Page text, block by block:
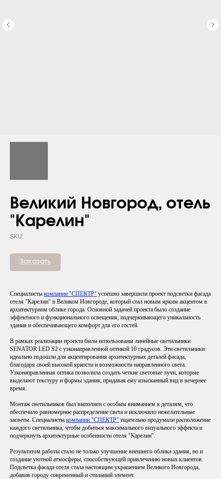
Великий Новгород, отель
"Карелин"
SKU:
Заказать
Специалисты компании "СПЕКТР" успешно завершили проект подсветки фасада
отеля "Карелин" в Великом Новгороде, который стал новым ярким акцентом в
архитектурном облике города. Основной задачей проекта было создание
эффектного и функционального освещения, подчеркивающего уникальность
здания и обеспечивающего комфорт для его гостей.
В рамках реализации проекта были использованы линейные светильники
SENATOR LED S2 с узконаправленной оптикой 10 градусов. Эти светильники
идеально подошли для акцентирования архитектурных деталей фасада,
благодаря своей высокой яркости и возможности направленного света.
Узконаправленная оптика позволила создать четкие световые лучи, которые
выделяют текстуру и формы здания, придавая ему изысканный вид в вечернее
время.
Монтаж светильников был выполнен с особым вниманием к деталям, что
обеспечило равномерное распределение света и исключило нежелательные
засветы. Специалисты компании "СПЕКТР" тщательно продумали расположение
каждого светильника, чтобы добиться максимального визуального эффекта и
подчеркнуть архитектурные особенности отеля "Карелин".
Результатом работы стало не только улучшение внешнего облика здания, но и
создание уютной атмосферы, способствующей привлечению новых клиентов.
Подсветка фасада отеля стала настоящим украшением Великого Новгорода,
добавив городу современный и стильный элемент.